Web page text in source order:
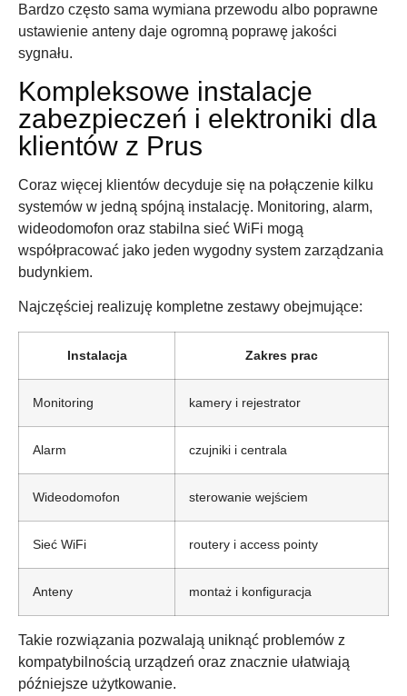
Bardzo często sama wymiana przewodu albo poprawne
ustawienie anteny daje ogromną poprawę jakości
sygnału.
Kompleksowe instalacje
zabezpieczeń i elektroniki dla
klientów z Prus
Coraz więcej klientów decyduje się na połączenie kilku
systemów w jedną spójną instalację. Monitoring, alarm,
wideodomofon oraz stabilna sieć WiFi mogą
współpracować jako jeden wygodny system zarządzania
budynkiem.
Najczęściej realizuję kompletne zestawy obejmujące:
Instalacja Zakres prac
Monitoring kamery i rejestrator
Alarm czujniki i centrala
Wideodomofon sterowanie wejściem
Sieć WiFi routery i access pointy
Anteny montaż i konfiguracja
Takie rozwiązania pozwalają uniknąć problemów z
kompatybilnością urządzeń oraz znacznie ułatwiają
późniejsze użytkowanie.